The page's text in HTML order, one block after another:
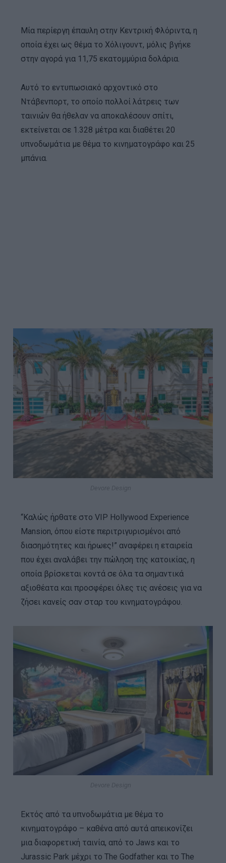
Μία περίεργη έπαυλη στην Κεντρική Φλόριντα, η
οποία έχει ως θέμα το Χόλιγουντ, μόλις βγήκε
στην αγορά για 11,75 εκατομμύρια δολάρια.
Αυτό το εντυπωσιακό αρχοντικό στο
Ντάβενπορτ, το οποίο πολλοί λάτρεις των
ταινιών θα ήθελαν να αποκαλέσουν σπίτι,
εκτείνεται σε 1.328 μέτρα και διαθέτει 20
υπνοδωμάτια με θέμα το κινηματογράφο και 25
μπάνια.
“Καλώς ήρθατε στο VIP Hollywood Experience
Mansion, όπου είστε περιτριγυρισμένοι από
διασημότητες και ήρωες!” αναφέρει η εταιρεία
που έχει αναλάβει την πώληση της κατοικίας, η
οποία βρίσκεται κοντά σε όλα τα σημαντικά
αξιοθέατα και προσφέρει όλες τις ανέσεις για να
ζήσει κανείς σαν σταρ του κινηματογράφου.
Εκτός από τα υπνοδωμάτια με θέμα το
κινηματογράφο – καθένα από αυτά απεικονίζει
μια διαφορετική ταινία, από το Jaws και το
Jurassic Park μέχρι το The Godfather και το The